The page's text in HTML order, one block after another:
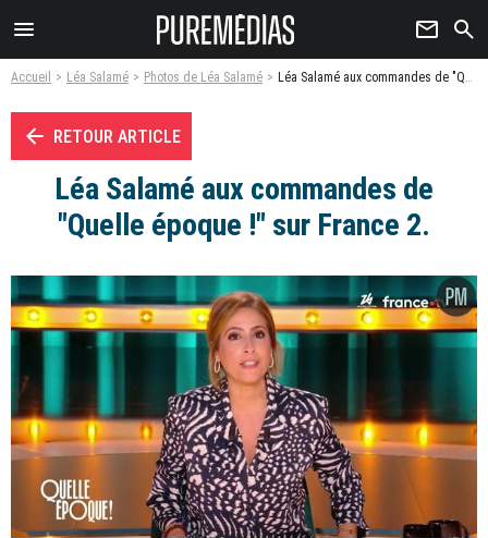
menu newsletter search
Accueil Léa Salamé Photos de Léa Salamé Léa Salamé aux commandes de "Quelle époque !" sur France 2. - Photo
arrow_left RETOUR ARTICLE
Léa Salamé aux commandes de
"Quelle époque !" sur France 2.